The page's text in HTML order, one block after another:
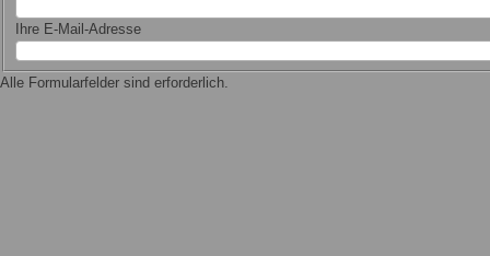
Ihre E-Mail-Adresse
Alle Formularfelder sind erforderlich.